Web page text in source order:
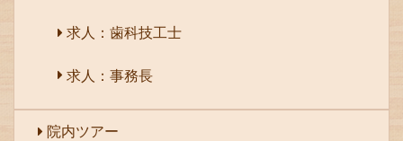
求人：歯科技工士
求人：事務長
院内ツアー